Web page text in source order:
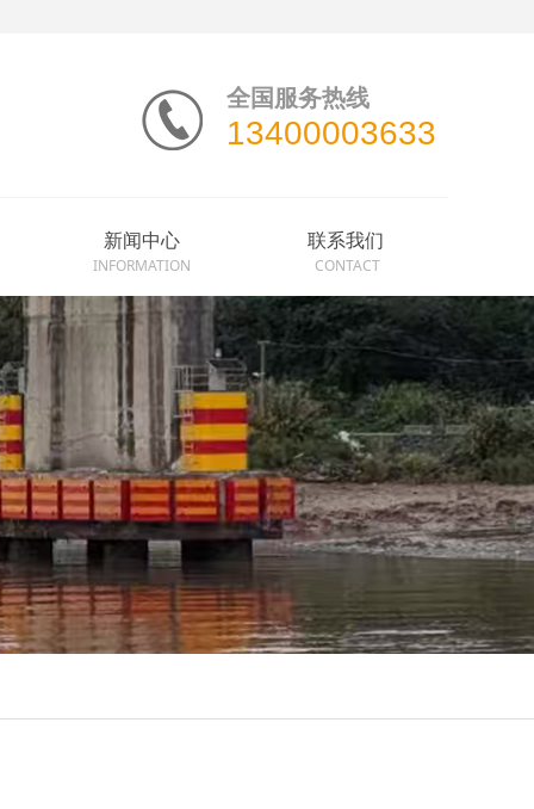
全国服务热线
13400003633
新闻中心
联系我们
INFORMATION CONTACT